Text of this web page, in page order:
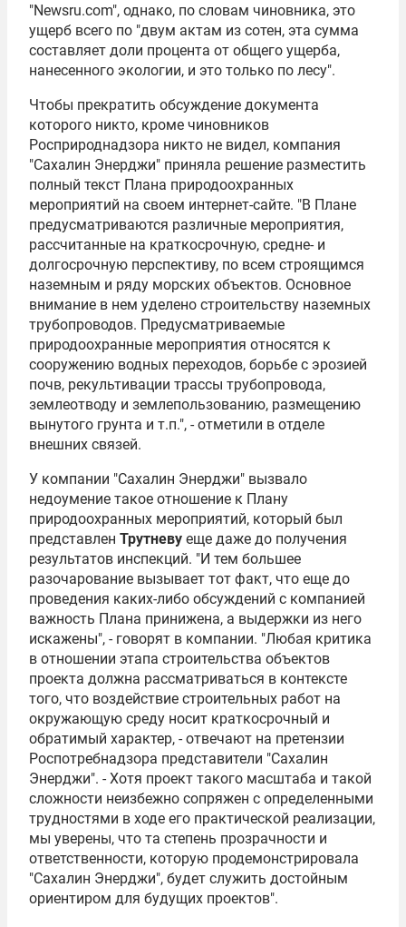
"Newsru.com", однако, по словам чиновника, это
ущерб всего по "двум актам из сотен, эта сумма
составляет доли процента от общего ущерба,
нанесенного экологии, и это только по лесу".
Чтобы прекратить обсуждение документа
которого никто, кроме чиновников
Росприроднадзора никто не видел, компания
"Сахалин Энерджи" приняла решение разместить
полный текст Плана природоохранных
мероприятий на своем интернет-сайте. "В Плане
предусматриваются различные мероприятия,
рассчитанные на краткосрочную, средне- и
долгосрочную перспективу, по всем строящимся
наземным и ряду морских объектов. Основное
внимание в нем уделено строительству наземных
трубопроводов. Предусматриваемые
природоохранные мероприятия относятся к
сооружению водных переходов, борьбе с эрозией
почв, рекультивации трассы трубопровода,
землеотводу и землепользованию, размещению
вынутого грунта и т.п.", - отметили в отделе
внешних связей.
У компании "Сахалин Энерджи" вызвало
недоумение такое отношение к Плану
природоохранных мероприятий, который был
представлен Трутневу еще даже до получения
результатов инспекций. "И тем большее
разочарование вызывает тот факт, что еще до
проведения каких-либо обсуждений с компанией
важность Плана принижена, а выдержки из него
искажены", - говорят в компании. "Любая критика
в отношении этапа строительства объектов
проекта должна рассматриваться в контексте
того, что воздействие строительных работ на
окружающую среду носит краткосрочный и
обратимый характер, - отвечают на претензии
Роспотребнадзора представители "Сахалин
Энерджи". - Хотя проект такого масштаба и такой
сложности неизбежно сопряжен с определенными
трудностями в ходе его практической реализации,
мы уверены, что та степень прозрачности и
ответственности, которую продемонстрировала
"Сахалин Энерджи", будет служить достойным
ориентиром для будущих проектов".